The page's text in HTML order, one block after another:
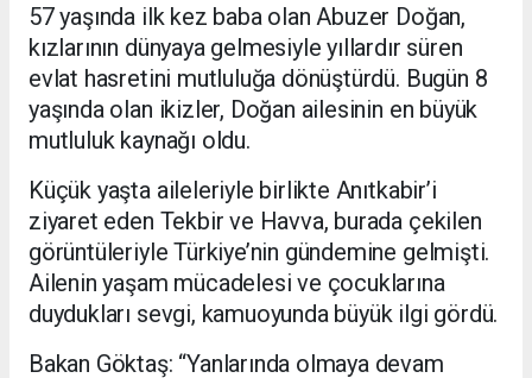
57 yaşında ilk kez baba olan Abuzer Doğan,
kızlarının dünyaya gelmesiyle yıllardır süren
evlat hasretini mutluluğa dönüştürdü. Bugün 8
yaşında olan ikizler, Doğan ailesinin en büyük
mutluluk kaynağı oldu.
Küçük yaşta aileleriyle birlikte Anıtkabir’i
ziyaret eden Tekbir ve Havva, burada çekilen
görüntüleriyle Türkiye’nin gündemine gelmişti.
Ailenin yaşam mücadelesi ve çocuklarına
duydukları sevgi, kamuoyunda büyük ilgi gördü.
Bakan Göktaş: “Yanlarında olmaya devam